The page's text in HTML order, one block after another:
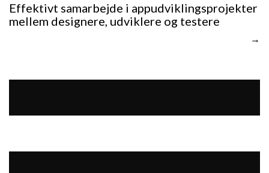
Effektivt samarbejde i appudviklingsprojekter
mellem designere, udviklere og testere